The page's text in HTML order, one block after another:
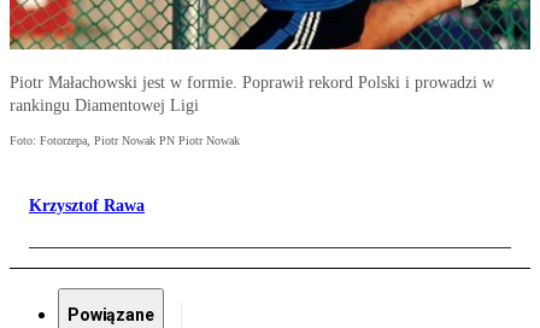
Piotr Małachowski jest w formie. Poprawił rekord Polski i prowadzi w
rankingu Diamentowej Ligi
Foto: Fotorzepa, Piotr Nowak PN Piotr Nowak
Krzysztof Rawa
Powiązane